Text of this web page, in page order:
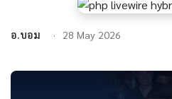
อ.บอม 28 May 2026